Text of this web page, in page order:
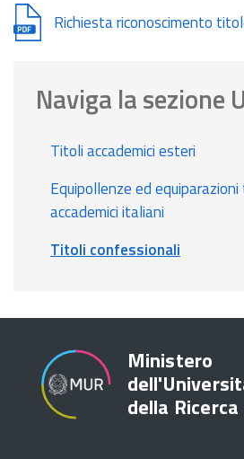
Document
Richiesta riconoscimento
Naviga la sezione
Titoli accademici esteri
Equipollenze ed
accademici italiani
Titoli confessionali
Ministero
della Ricerca